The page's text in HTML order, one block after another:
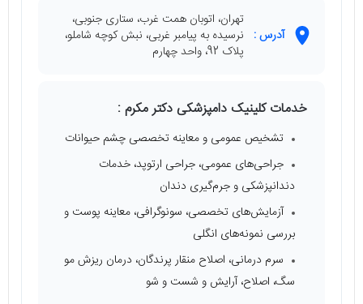
آدرس :
تهران، اتوبان همت غرب، ستاری جنوبی،
نرسیده به پیامبر غربی، نبش کوچه شاملو،
پلاک 92، واحد چهارم
خدمات کلینیک دامپزشکی دکتر مکرم :
تشخیص عمومی و معاینه تخصصی چشم حیوانات
جراحی‌های عمومی، جراحی ارتوپد، خدمات
دندانپزشکی و جرم‌گیری دندان
آزمایش‌های تخصصی، سونوگرافی، معاینه پوست و
بررسی نمونه‌های انگلی
سرم درمانی، اصلاح منقار پرندگان، درمان ریزش مو
سگ، اصلاح، آرایش و شست و شو